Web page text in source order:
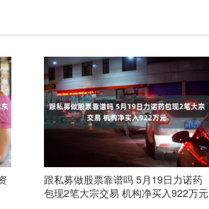
跟私募做股票靠谱吗 5月19日力诺药
包现2笔大宗交易 机构净买入922万元